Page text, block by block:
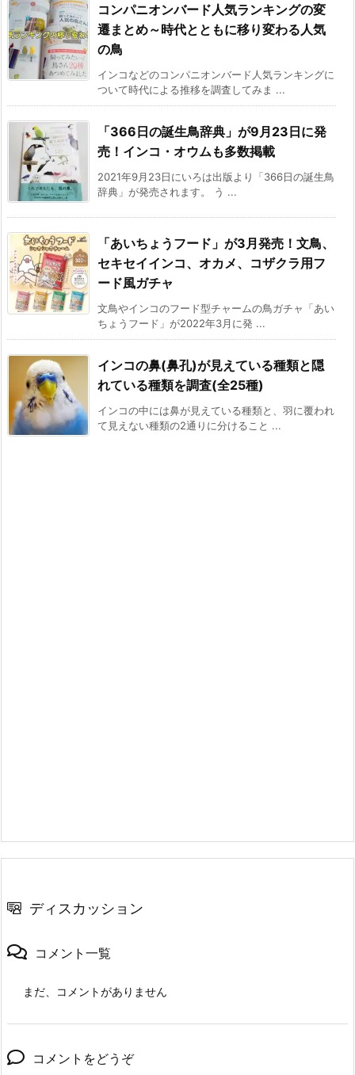
コンパニオンバード人気ランキングの変
遷まとめ～時代とともに移り変わる人気
の鳥
インコなどのコンパニオンバード人気ランキングに
ついて時代による推移を調査してみま ...
「366日の誕生鳥辞典」が9月23日に発
売！インコ・オウムも多数掲載
2021年9月23日にいろは出版より「366日の誕生鳥
辞典」が発売されます。 う ...
「あいちょうフード」が3月発売！文鳥、
セキセイインコ、オカメ、コザクラ用フ
ード風ガチャ
文鳥やインコのフード型チャームの鳥ガチャ「あい
ちょうフード」が2022年3月に発 ...
インコの鼻(鼻孔)が見えている種類と隠
れている種類を調査(全25種)
インコの中には鼻が見えている種類と、羽に覆われ
て見えない種類の2通りに分けること ...
ディスカッション
コメント一覧
まだ、コメントがありません
コメントをどうぞ